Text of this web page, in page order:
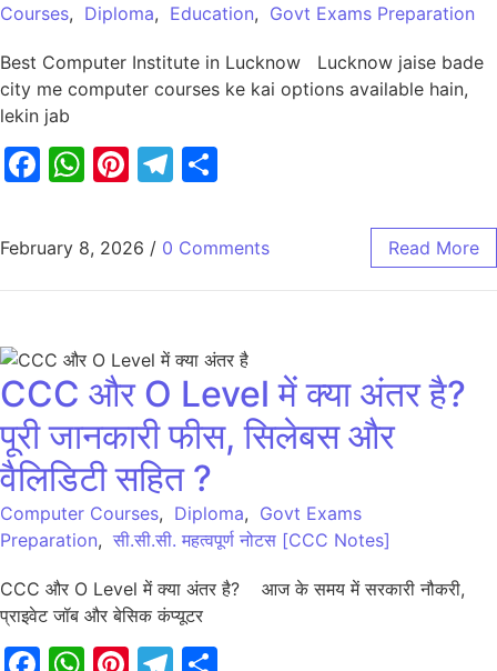
Courses, Diploma, Education, Govt Exams Preparation
Best Computer Institute in Lucknow Lucknow jaise bade
city me computer courses ke kai options available hain,
lekin jab
Facebook
WhatsApp
Pinterest
Telegram
February 8, 2026 / 0 Comments Read More
CCC और O Level में क्या अंतर है?
पूरी जानकारी फीस, सिलेबस और
वैलिडिटी सहित ?
Computer Courses, Diploma, Govt Exams
Preparation, सी.सी.सी. महत्वपूर्ण नोटस [CCC Notes]
CCC और O Level में क्या अंतर है? आज के समय में सरकारी नौकरी,
प्राइवेट जॉब और बेसिक कंप्यूटर